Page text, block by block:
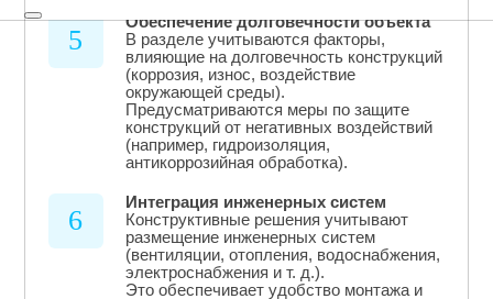
5
Обеспечение долговечности объекта
В разделе учитываются факторы,
влияющие на долговечность конструкций
(коррозия, износ, воздействие
окружающей среды).
Предусматриваются меры по защите
конструкций от негативных воздействий
(например, гидроизоляция,
антикоррозийная обработка).
6
Интеграция инженерных систем
Конструктивные решения учитывают
размещение инженерных систем
(вентиляции, отопления, водоснабжения,
электроснабжения и т. д.).
Это обеспечивает удобство монтажа и